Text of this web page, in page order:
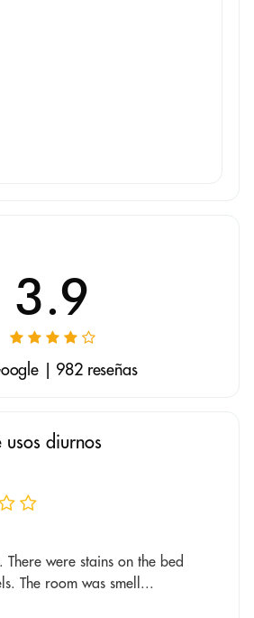
3.9
| 982 reseñas
diurnos
were stains on the bed
The room was smell...